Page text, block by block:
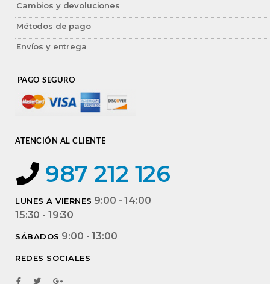
Cambios y devoluciones
Métodos de pago
Envíos y entrega
PAGO SEGURO
ATENCIÓN AL CLIENTE
987 212 126
LUNES A VIERNES 9:00 - 14:00
15:30 - 19:30
SÁBADOS 9:00 - 13:00
REDES SOCIALES